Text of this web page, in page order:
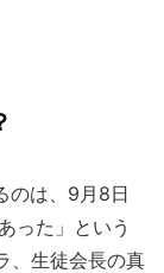
のは、9月8日
った」という
、生徒会長の真